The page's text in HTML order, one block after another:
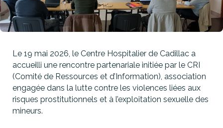
Le 19 mai 2026, le Centre Hospitalier de Cadillac a
accueilli une rencontre partenariale initiée par le CRI
(Comité de Ressources et d’Information), association
engagée dans la lutte contre les violences liées aux
risques prostitutionnels et à l’exploitation sexuelle des
mineurs.